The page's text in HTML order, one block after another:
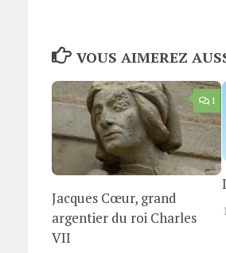
VOUS AIMEREZ
1
Jacques Cœur, grand
argentier du roi Charles
VII